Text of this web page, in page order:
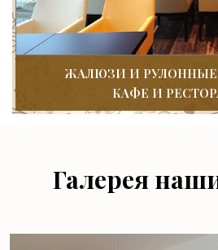
ЖАЛЮЗИ И
КАФЕ И
Галерея